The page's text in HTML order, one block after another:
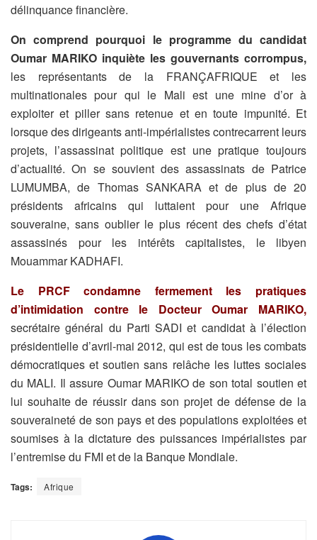
délinquance financière.
On comprend pourquoi le programme du candidat
Oumar MARIKO inquiète les gouvernants corrompus,
les représentants de la FRANÇAFRIQUE et les
multinationales pour qui le Mali est une mine d’or à
exploiter et piller sans retenue et en toute impunité. Et
lorsque des dirigeants anti-impérialistes contrecarrent leurs
projets, l’assassinat politique est une pratique toujours
d’actualité. On se souvient des assassinats de Patrice
LUMUMBA, de Thomas SANKARA et de plus de 20
présidents africains qui luttaient pour une Afrique
souveraine, sans oublier le plus récent des chefs d’état
assassinés pour les intérêts capitalistes, le libyen
Mouammar KADHAFI.
Le PRCF condamne fermement les pratiques
d’intimidation contre le Docteur Oumar MARIKO,
secrétaire général du Parti SADI et candidat à l’élection
présidentielle d’avril-mai 2012, qui est de tous les combats
démocratiques et soutien sans relâche les luttes sociales
du MALI. Il assure Oumar MARIKO de son total soutien et
lui souhaite de réussir dans son projet de défense de la
souveraineté de son pays et des populations exploitées et
soumises à la dictature des puissances impérialistes par
l’entremise du FMI et de la Banque Mondiale.
Tags: Afrique